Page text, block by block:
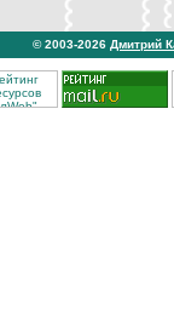
© 2003-2026 Дмитрий